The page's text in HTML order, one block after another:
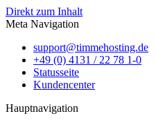
Direkt zum Inhalt
Meta Navigation
support@timmehosting.de
+49 (0) 4131 / 22 78 1-0
Statusseite
Kundencenter
Hauptnavigation